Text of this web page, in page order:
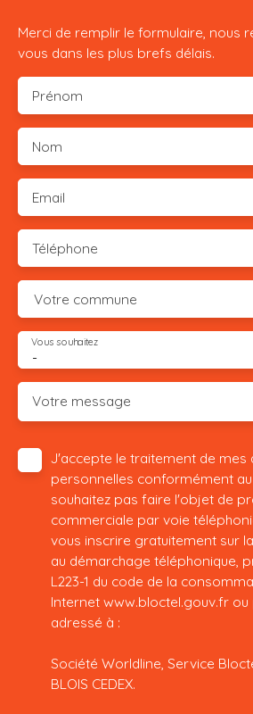
Merci de remplir le formulaire, nous
vous dans les plus brefs délais.
Prénom
Nom
Email
Téléphone
Votre commune
-
Vous souhaitez
Votre message
J'accepte le traitement de mes
personnelles conformément au
souhaitez pas faire l'objet de
commerciale par voie
vous inscrire gratuitement sur
au démarchage téléphonique,
L223-1 du code de la
Internet www.bloctel.gouv.fr
adressé à :
Société Worldline, Service
BLOIS CEDEX.